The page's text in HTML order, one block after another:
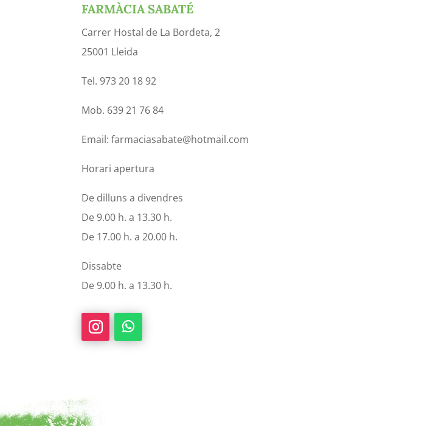
FARMÀCIA SABATÉ
Carrer Hostal de La Bordeta, 2
25001 Lleida
Tel. 973 20 18 92
Mob. 639 21 76 84
Email: farmaciasabate@hotmail.com
Horari apertura
De dilluns a divendres
De 9.00 h. a 13.30 h.
De 17.00 h. a 20.00 h.
Dissabte
De 9.00 h. a 13.30 h.